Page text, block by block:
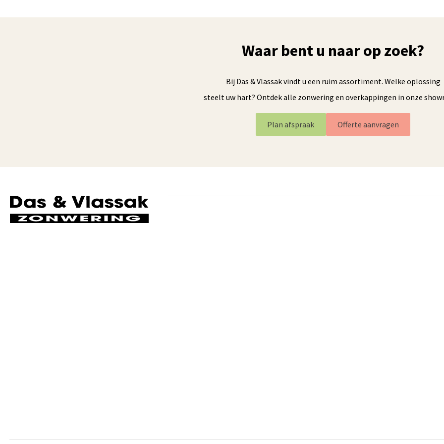
Waar bent u naar op zoek?
Bij Das & Vlassak vindt u een ruim assortiment. Welke oplossing
steelt uw hart? Ontdek alle zonwering en overkappingen in onze
Plan afspraak Offerte aanvragen